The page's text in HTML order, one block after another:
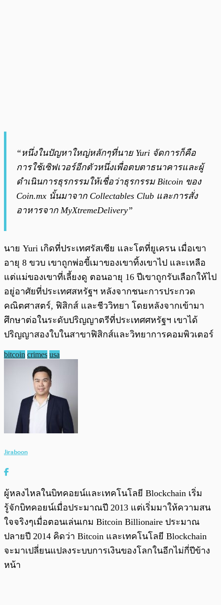
“หนึ่งในปัญหาใหญ่หลักๆที่นาย Yuri จัดการก็คือ
การใช้เซิฟเวอร์อีกตัวหนึ่งเพื่อตบตาธนาคารและผู้
ดำเนินการธุรกรรมให้เชื่อว่าธุรกรรม Bitcoin ของ
Coin.mx นั้นมาจาก Collectables Club และการสั่ง
อาหารจาก MyXtremeDelivery”
นาย Yuri เกิดที่ประเทศรัสเซีย และโตที่ยูเครน เมื่อเขา
อายุ 8 ขวบ เขาถูกพ่อขี้เมาของเขาทิ้งเขาไป และเหลือ
แต่แม่ของเขาที่เลี้ยงดู ตอนอายุ 16 ปีเขาถูกรับเลือกให้ไป
อยู่อาศัยที่ประเทศสหรัฐฯ หลังจากชนะการประกวด
คณิตศาสตร์, ฟิสิกส์ และชีววิทยา โดยหลังจากเข้ามา
ศึกษาต่อในระดับปริญญาตรีที่ประเทศศหรัฐฯ เขาได้
ปริญญาสองใบในสาขาฟิสิกส์และวิทยาการคอมพิวเตอร์
bitcoin crimes usa
Jiraboon
ผู้หลงไหลในบิทคอยน์และเทคโนโลยี Blockchain เริ่ม
รู้จักบิทคอยน์เมื่อประมาณปี 2013 แต่เริ่มมาให้ความสน
ใจจริงๆเมื่อตอนเล่นเกม Bitcoin Billionaire ประมาณ
ปลายปี 2014 คิดว่า Bitcoin และเทคโนโลยี Blockchain
จะมาเปลี่ยนแปลงระบบการเงินของโลกในอีกไม่กี่ปีข้าง
หน้า